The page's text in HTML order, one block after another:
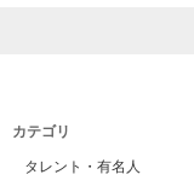
カテゴリ
タレント・有名人